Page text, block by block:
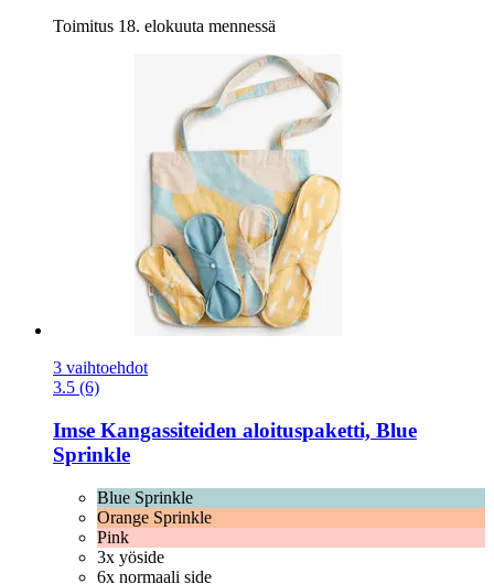
Toimitus 18. elokuuta mennessä
3 vaihtoehdot
3.5 (6)
Imse Kangassiteiden aloituspaketti, Blue
Sprinkle
Blue Sprinkle
Orange Sprinkle
Pink
3x yöside
6x normaali side